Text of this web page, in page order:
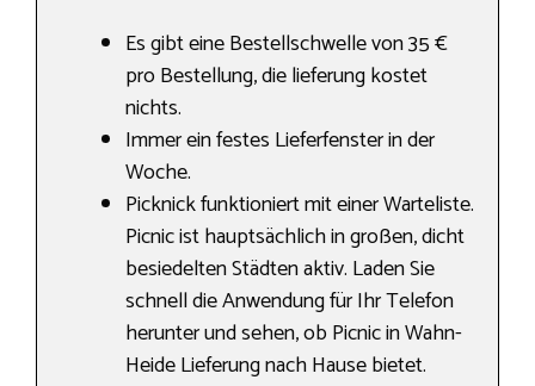
Es gibt eine Bestellschwelle von 35 €
pro Bestellung, die lieferung kostet
nichts.
Immer ein festes Lieferfenster in der
Woche.
Picknick funktioniert mit einer Warteliste.
Picnic ist hauptsächlich in großen, dicht
besiedelten Städten aktiv. Laden Sie
schnell die Anwendung für Ihr Telefon
herunter und sehen, ob Picnic in Wahn-
Heide Lieferung nach Hause bietet.